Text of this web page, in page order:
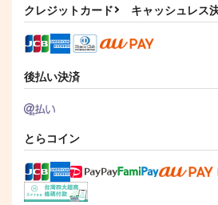
クレジットカード キャッシュレス
後払い決済
とらコイン